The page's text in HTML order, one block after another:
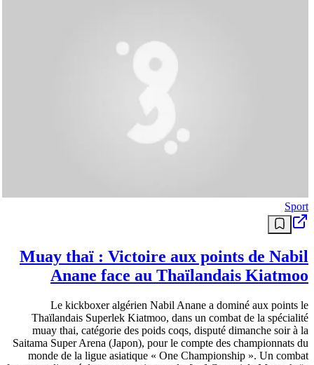
Sport
Muay thaï : Victoire aux points de Nabil
Anane face au Thaïlandais Kiatmoo
Le kickboxer algérien Nabil Anane a dominé aux points le
Thaïlandais Superlek Kiatmoo, dans un combat de la spécialité
muay thai, catégorie des poids coqs, disputé dimanche soir à la
Saitama Super Arena (Japon), pour le compte des championnats du
monde de la ligue asiatique « One Championship ». Un combat